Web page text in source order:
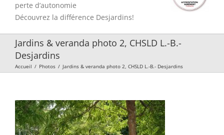
perte d’autonomie
Découvrez la différence Desjardins!
Jardins & veranda photo 2, CHSLD L.-B.-
Desjardins
Accueil / Photos / Jardins & veranda photo 2, CHSLD L.-B.- Desjardins